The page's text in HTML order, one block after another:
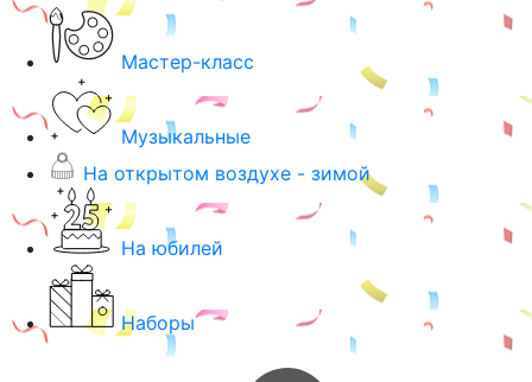
Мастер-класс
Музыкальные
На открытом воздухе - зимой
На юбилей
Наборы